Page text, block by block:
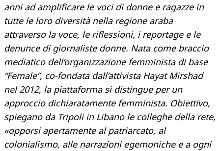
anni ad amplificare le voci di donne e ragazze in
tutte le loro diversità nella regione araba
attraverso la voce, le riflessioni, i reportage e le
denunce di giornaliste donne. Nata come braccio
mediatico dell’organizzazione femminista di base
“Female”, co-fondata dall’attivista Hayat Mirshad
nel 2012, la piattaforma si distingue per un
approccio dichiaratamente femminista. Obiettivo,
spiegano da Tripoli in Libano le colleghe della rete,
«opporsi apertamente al patriarcato, al
colonialismo, alle narrazioni egemoniche e a ogni